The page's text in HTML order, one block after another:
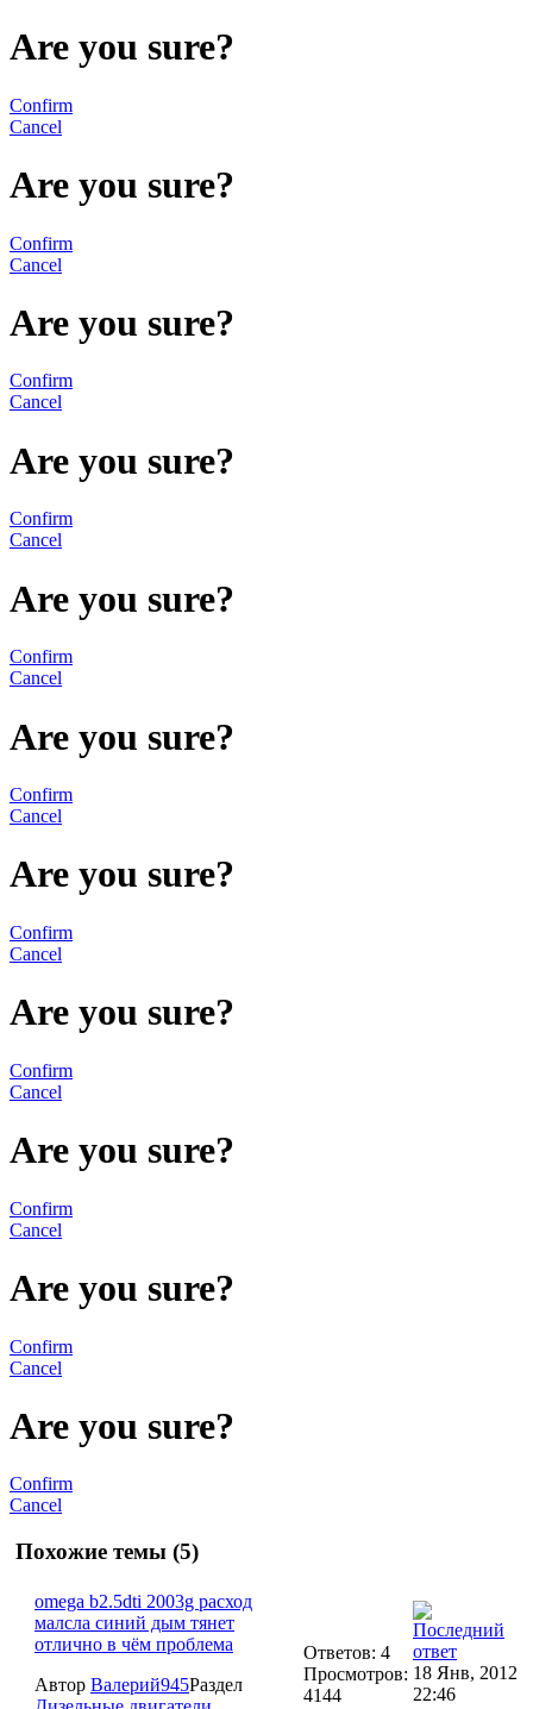
Are you sure?
Confirm
Cancel
Are you sure?
Confirm
Cancel
Are you sure?
Confirm
Cancel
Are you sure?
Confirm
Cancel
Are you sure?
Confirm
Cancel
Are you sure?
Confirm
Cancel
Are you sure?
Confirm
Cancel
Are you sure?
Confirm
Cancel
Are you sure?
Confirm
Cancel
Are you sure?
Confirm
Cancel
Are you sure?
Confirm
Cancel
Похожие темы (5)
omega b2.5dti 2003g расход
малсла синий дым тянет
отлично в чём проблема
Автор Валерий945Раздел
Ответов: 4
Просмотров:
4144
18 Янв, 2012
22:46